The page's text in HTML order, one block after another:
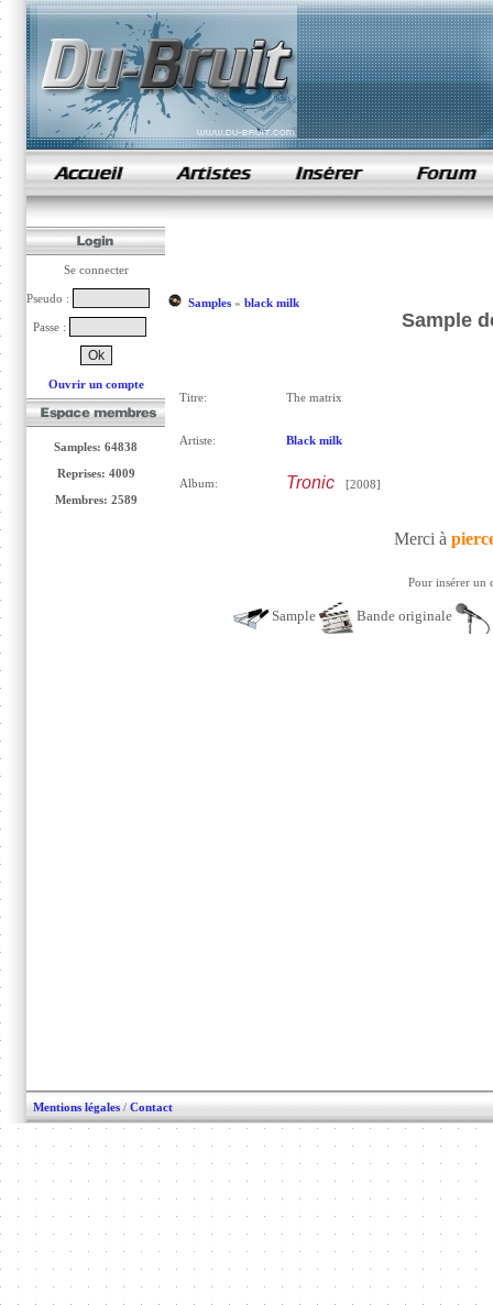
samples de rap
Se connecter
Pseudo :
Passe :
Ouvrir un compte
Samples: 64838
Reprises: 4009
Membres: 2589
Samples» black milk
Sample
Titre: The matrix
Artiste: Black milk
Album: Tronic [2008]
Merci à
Pour insérer un
Sample Bande originale
Mentions légales / Contact